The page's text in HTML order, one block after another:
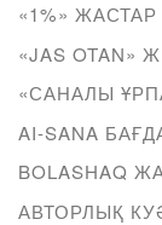
«1%» ЖАСТАР
«JAS OTAN»
«САНАЛЫ
AI-SANA
BOLASHAQ
АВТОРЛЫҚ